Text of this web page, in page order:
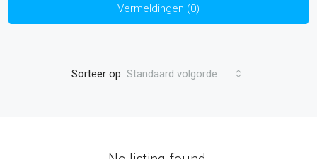
Vermeldingen (0)
Sorteer op: Standaard volgorde